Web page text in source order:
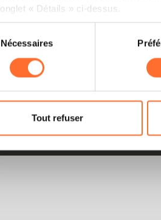
« Détails » ci-dessus.
que la navigation sur le site
refus de tous les cookies ou des
vous pouvez consulter notre
Nécessaires
Tout refuser
!